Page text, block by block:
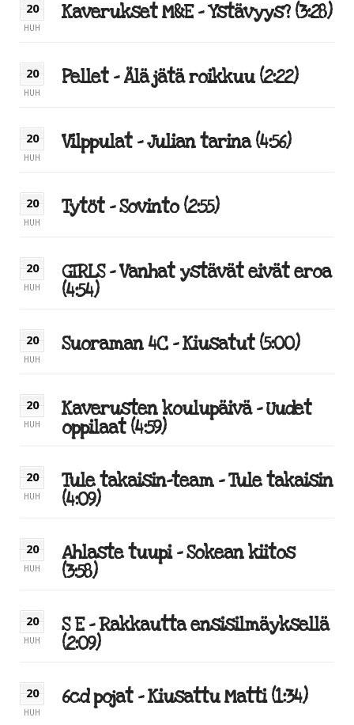
20
HUH
Kaverukset M&E – Ystävyys? (3:28)
20
HUH
Pellet – Älä jätä roikkuu (2:22)
20
HUH
Vilppulat – Julian tarina (4:56)
20
HUH
Tytöt – Sovinto (2:55)
20
HUH
GIRLS – Vanhat ystävät eivät eroa
(4:54)
20
HUH
Suoraman 4C – Kiusatut (5:00)
20
HUH
Kaverusten koulupäivä – Uudet
oppilaat (4:59)
20
HUH
Tule takaisin-team – Tule takaisin
(4:09)
20
HUH
Ahlaste tuupi – Sokean kiitos
(3:58)
20
HUH
S E – Rakkautta ensisilmäyksellä
(2:09)
20
HUH
6cd pojat – Kiusattu Matti (1:34)